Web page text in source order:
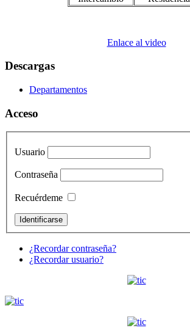
Enlace al video
Descargas
Departamentos
Acceso
Usuario
Contraseña
Recuérdeme
¿Recordar contraseña?
¿Recordar usuario?